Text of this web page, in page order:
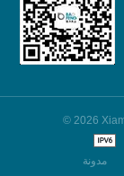
مدونة